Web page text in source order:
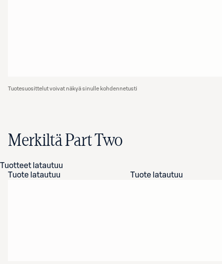
Tuotesuosittelut voivat näkyä sinulle kohdennetusti
Merkiltä Part Two
Tuotteet latautuu
Tuote latautuu
Tuote latautuu